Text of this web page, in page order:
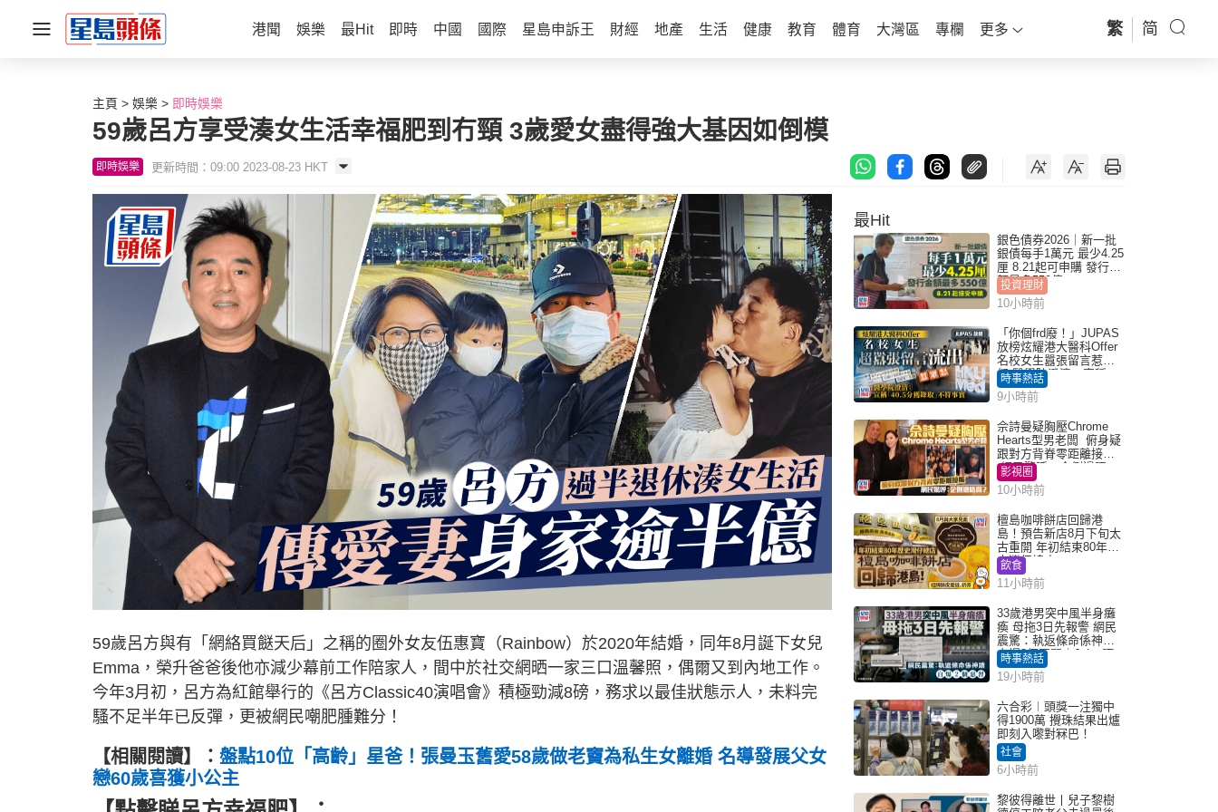
港聞 娛樂 最Hit 即時 中國 國際 星島申訴王 財經 地產 生活 健康 教育 體育 大灣區 專欄 更多 繁 简
主頁 娛樂 即時娛樂
59歲呂方享受湊女生活幸福肥到冇頸 3歲愛女盡得強大基因如倒模
即時娛樂 更新時間：09:00 2023-08-23 HKT
59歲呂方與有「網絡買餸天后」之稱的圈外女友伍惠寶（Rainbow）於2020年結婚，同年8月誕下女兒
Emma，榮升爸爸後他亦減少幕前工作陪家人，間中於社交網晒一家三口溫馨照，偶爾又到內地工作。
今年3月初，呂方為紅館舉行的《呂方Classic40演唱會》積極勁減8磅，務求以最佳狀態示人，未料完
騷不足半年已反彈，更被網民嘲肥腫難分！
【相關閱讀】： 盤點10位「高齡」星爸！張曼玉舊愛58歲做老竇為私生女離婚 名導發展父女
戀60歲喜獲小公主
最Hit
銀色債券2026｜新一批
銀債每手1萬元 最少4.25
厘 8.21起可申購 發行金
額最多550億
投資理財
10小時前
「你個frd廢！」JUPAS
放榜炫耀港大醫科Offer
名校女生囂張留言惹眾
怒 醫學院澄清：宣稱
「40.5分獲錄取」不符事
實｜Juicy叮
時事熱話
9小時前
佘詩曼疑胸壓Chrome
Hearts型男老闆 俯身疑
跟對方背脊零距離接觸
網民驚呼：企側邊唔
得？
影視圈
10小時前
檀島咖啡餅店回歸港
島！預告新店8月下旬太
古重開 年初結束80年歷
史灣仔總店
飲食
11小時前
33歲港男突中風半身癱
瘓 母拖3日先報警 網民
震驚：執返條命係神蹟
自爆2個惡習｜Juicy叮
時事熱話
19小時前
六合彩︱頭獎一注獨中
得1900萬 攪珠結果出爐
即刻入嚟對冧巴！
社會
6小時前
黎彼得離世丨兒子黎樹